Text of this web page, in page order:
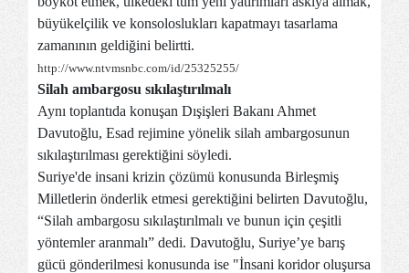
büyükelçilik ve konsoloslukları kapatmayı tasarlama
zamanının geldiğini belirtti.
http://www.ntvmsnbc.com/id/25325255/
Silah ambargosu sıkılaştırılmalı
Aynı toplantıda konuşan Dışişleri Bakanı Ahmet
Davutoğlu, Esad rejimine yönelik silah ambargosunun
sıkılaştırılması gerektiğini söyledi.
Suriye'de insani krizin çözümü konusunda Birleşmiş
Milletlerin önderlik etmesi gerektiğini belirten Davutoğlu,
“Silah ambargosu sıkılaştırılmalı ve bunun için çeşitli
yöntemler aranmalı” dedi. Davutoğlu, Suriye’ye barış
gücü gönderilmesi konusunda ise "İnsani koridor oluşursa